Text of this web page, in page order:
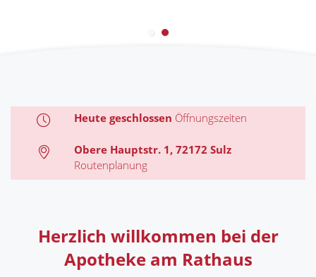
Heute geschlossen Öffnungszeiten
Obere Hauptstr. 1, 72172 Sulz
Routenplanung
Herzlich willkommen bei der
Apotheke am Rathaus